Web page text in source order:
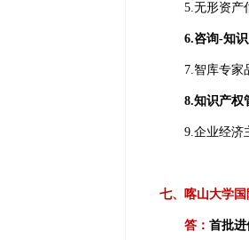
5.无形资产
6.咨询-知
7.智库专家
8.知识产权
9.企业经济
七、喀山大学
答： 首批进